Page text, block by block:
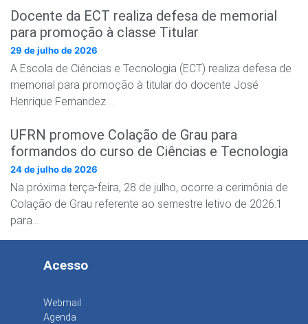
Docente da ECT realiza defesa de memorial
para promoção à classe Titular
29 de julho de 2026
A Escola de Ciências e Tecnologia (ECT) realiza defesa de
memorial para promoção à titular do docente José
Henrique Fernandez….
UFRN promove Colação de Grau para
formandos do curso de Ciências e Tecnologia
24 de julho de 2026
Na próxima terça-feira, 28 de julho, ocorre a cerimônia de
Colação de Grau referente ao semestre letivo de 2026.1
para…
Acesso
Webmail
Agenda